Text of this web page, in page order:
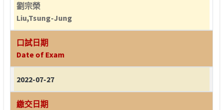
劉宗榮
Liu,Tsung-Jung
口試日期
Date of Exam
2022-07-27
繳交日期